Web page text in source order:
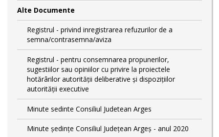
Alte Documente
Registrul - privind inregistrarea refuzurilor de a
semna/contrasemna/aviza
Registrul - pentru consemnarea propunerilor,
sugestiilor sau opiniilor cu privire la proiectele
hotărârilor autorității deliberative și dispozițiilor
autorității executive
Minute sedinte Consiliul Judetean Arges
Minute ședințe Consiliul Județean Argeș - anul 2020